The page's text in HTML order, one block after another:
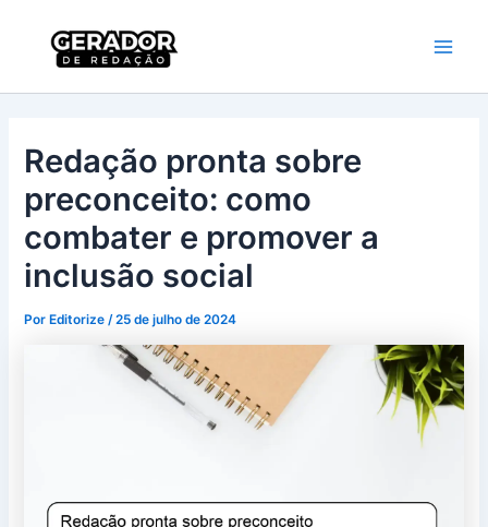
conteúdo
Redação pronta sobre
preconceito: como
combater e promover a
inclusão social
Por Editorize/25 de julho de 2024